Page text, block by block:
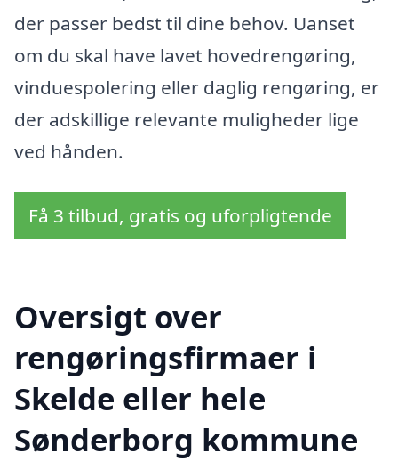
der passer bedst til dine behov. Uanset
om du skal have lavet hovedrengøring,
vinduespolering eller daglig rengøring, er
der adskillige relevante muligheder lige
ved hånden.
Få 3 tilbud, gratis og uforpligtende
Oversigt over
rengøringsfirmaer i
Skelde eller hele
Sønderborg kommune